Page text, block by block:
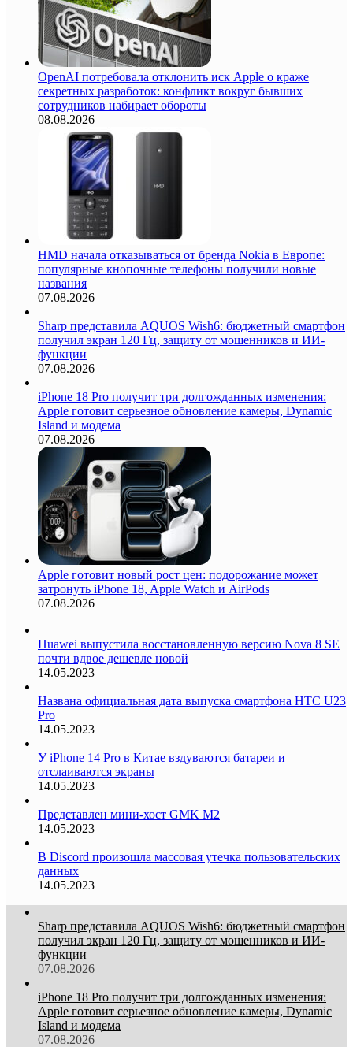
OpenAI потребовала отклонить иск Apple о краже
секретных разработок: конфликт вокруг бывших
сотрудников набирает обороты
08.08.2026
HMD начала отказываться от бренда Nokia в Европе:
популярные кнопочные телефоны получили новые
названия
07.08.2026
Sharp представила AQUOS Wish6: бюджетный смартфон
получил экран 120 Гц, защиту от мошенников и ИИ-
функции
07.08.2026
iPhone 18 Pro получит три долгожданных изменения:
Apple готовит серьезное обновление камеры, Dynamic
Island и модема
07.08.2026
Apple готовит новый рост цен: подорожание может
затронуть iPhone 18, Apple Watch и AirPods
07.08.2026
Huawei выпустила восстановленную версию Nova 8 SE
почти вдвое дешевле новой
14.05.2023
Названа официальная дата выпуска смартфона HTC U23
Pro
14.05.2023
У iPhone 14 Pro в Китае вздуваются батареи и
отслаиваются экраны
14.05.2023
Представлен мини-хост GMK M2
14.05.2023
В Discord произошла массовая утечка пользовательских
данных
14.05.2023
Sharp представила AQUOS Wish6: бюджетный смартфон
получил экран 120 Гц, защиту от мошенников и ИИ-
функции
07.08.2026
iPhone 18 Pro получит три долгожданных изменения:
Apple готовит серьезное обновление камеры, Dynamic
Island и модема
07.08.2026